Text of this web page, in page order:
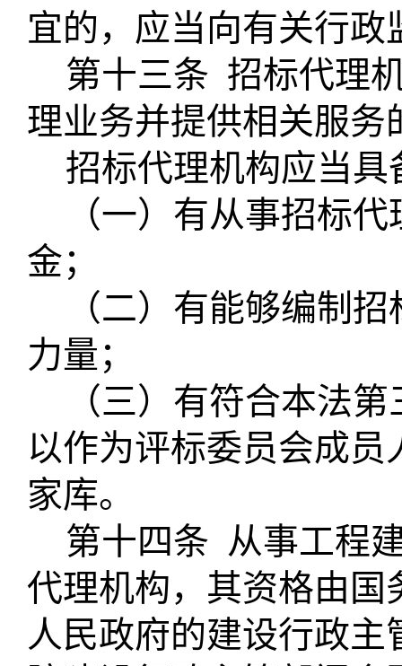
宜的，应当向有关行政
第十三条 招标代理
理业务并提供相关服务
招标代理机构应当具
（一）有从事招标
金；
（二）有能够编制
力量；
（三）有符合本法
以作为评标委员会成
家库。
第十四条 从事工程
代理机构，其资格由
人民政府的建设行政